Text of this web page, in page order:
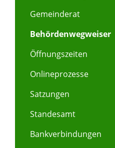
Gemeinderat
Behördenwegweiser
Öffnungszeiten
Onlineprozesse
Satzungen
Standesamt
Bankverbindungen